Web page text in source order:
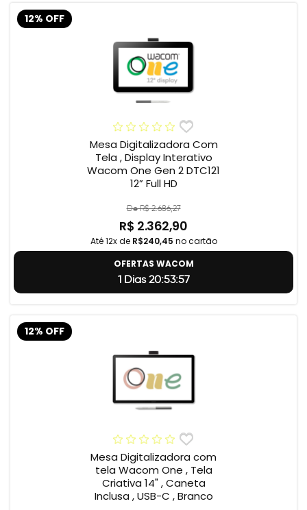
12% OFF
Mesa Digitalizadora Com
Tela , Display Interativo
Wacom One Gen 2 DTC121
12” Full HD
De R$ 2.686,27
R$ 2.362,90
Até 12x de R$240,45 no cartão
OFERTAS WACOM
1 Dias 20:53:56
12% OFF
Mesa Digitalizadora com
tela Wacom One , Tela
Criativa 14" , Caneta
Inclusa , USB-C , Branco